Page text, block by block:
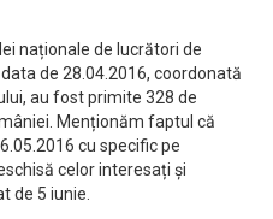
naționale de lucrători de
de 28.04.2016, coordonată
au fost primite 328 de
Menționăm faptul că
cu specific pe
celor interesați și
de 5 iunie.